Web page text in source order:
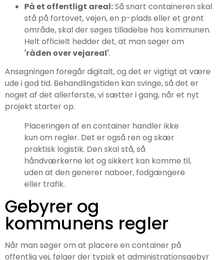
På et offentligt areal:Så snart containeren skal
stå på fortovet, vejen, en p-plads eller et grønt
område, skal der søges tilladelse hos kommunen.
Helt officielt hedder det, at man søger om
'råden over vejareal'.
Ansøgningen foregår digitalt, og det er vigtigt at være
ude i god tid. Behandlingstiden kan svinge, så det er
noget af det allerførste, vi sætter i gang, når et nyt
projekt starter op.
Placeringen af en container handler ikke
kun om regler. Det er også ren og skær
praktisk logistik. Den skal stå, så
håndværkerne let og sikkert kan komme til,
uden at den generer naboer, fodgængere
eller trafik.
Gebyrer og
kommunens regler
Når man søger om at placere en container på
offentlig vej, følger der typisk et administrationsgebyr